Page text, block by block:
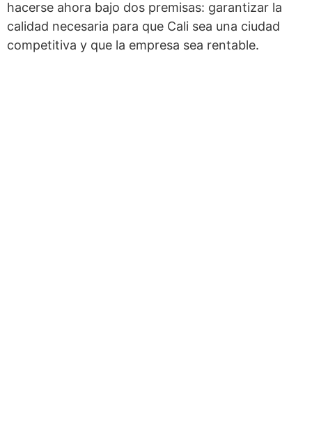
hacerse ahora bajo dos premisas: garantizar la
calidad necesaria para que Cali sea una ciudad
competitiva y que la empresa sea rentable.